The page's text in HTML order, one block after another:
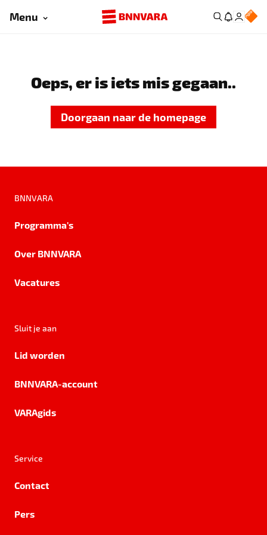
Menu
Oeps, er is iets mis gegaan..
Doorgaan naar de homepage
BNNVARA
Programma's
Over BNNVARA
Vacatures
Sluit je aan
Lid worden
BNNVARA-account
VARAgids
Service
Contact
Pers